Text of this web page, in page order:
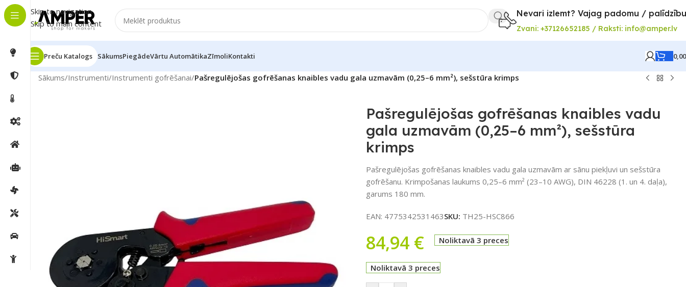
Skip to navigation
Skip to main content
Nevari izlemt? Vajag padomu /
Zvani: +37126652185 / Raksti: info@amper.lv
Preču Katalogs SākumsPiegādeVārtu AutomātikaZīmoliKontakti
Sākums/Instrumenti/Instrumenti gofrēšanai/Pašregulējošas gofrēšanas knaibles vadu gala uzmavām (0,25–6 mm²), sešstūra krimps
Pašregulējošas gofrēšanas knaibles vadu
gala uzmavām (0,25–6 mm²), sešstūra
krimps
Pašregulējošas gofrēšanas knaibles vadu gala uzmavām ar sānu piekļuvi un sešstūra
gofrēšanu. Krimpošanas laukums 0,25–6 mm² (23–10 AWG), DIN 46228 (1. un 4. daļa),
garums 180 mm.
EAN: 4775342531463SKU: TH25-HSC866
84,94 € Noliktavā 3 preces
Noliktavā 3 preces